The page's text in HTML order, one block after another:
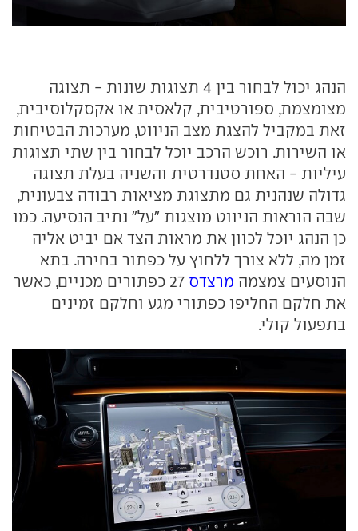
הנהג יכול לבחור בין 4 תצוגות שונות - תצוגה
מצומצמת, ספורטיבית, קלאסית או אקסקלוסיבית,
זאת במקביל להצגת מצב הניווט, מערכות הבטיחות
או השירות. רוכש הרכב יוכל לבחור בין שתי תצוגות
עיליות - האחת סטנדרטית והשניה בעלת תצוגה
גדולה שנהנית גם מתצוגת מציאות רבודה צבעונית,
שבה הוראות הניווט מוצגות "על" נתיב הנסיעה. כמו
כן הנהג יוכל לכוון את מראות הצד אם יביט אליה
זמן מה, ללא צורך ללחוץ על כפתור בחירה. בתא
הנוסעים צמצמה מרצדס
27 כפתורים מכניים, כאשר
את חלקם החליפו כפתורי מגע וחלקם זמינים
בתפעול קולי.